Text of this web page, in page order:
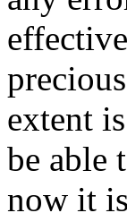
extent
be able
now it